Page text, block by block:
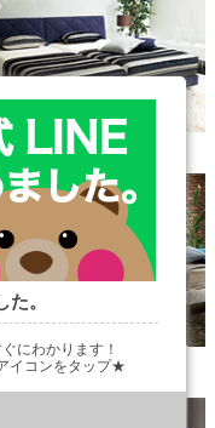
チコンフォートシステム
204】
チコンフォートシステム
208】
。
にわかります！
イコンをタップ★